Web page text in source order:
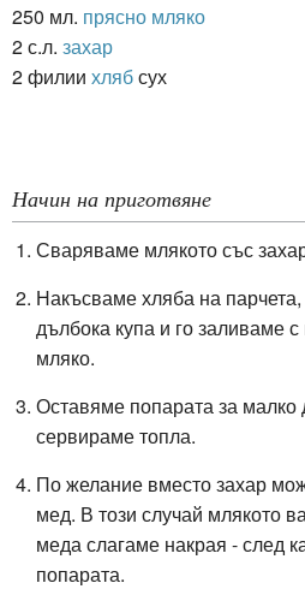
250 мл. прясно мляко
2 с.л. захар
2 филии хлябсух
Начин на приготвяне
Сваряваме млякото със
Накъсваме хляба на парчета,
дълбока купа и го заливаме
мляко.
Оставяме попарата за малко
сервираме топла.
По желание вместо захар
мед. В този случай млякото
меда слагаме накрая - след
попарата.